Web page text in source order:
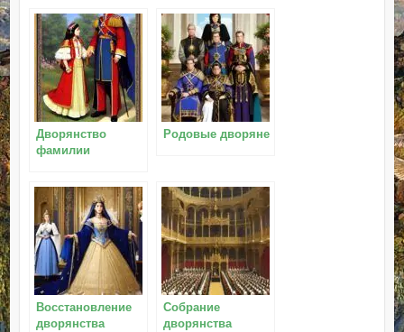
Дворянство
фамилии
Родовые дворяне
Восстановление
дворянства
Собрание
дворянства